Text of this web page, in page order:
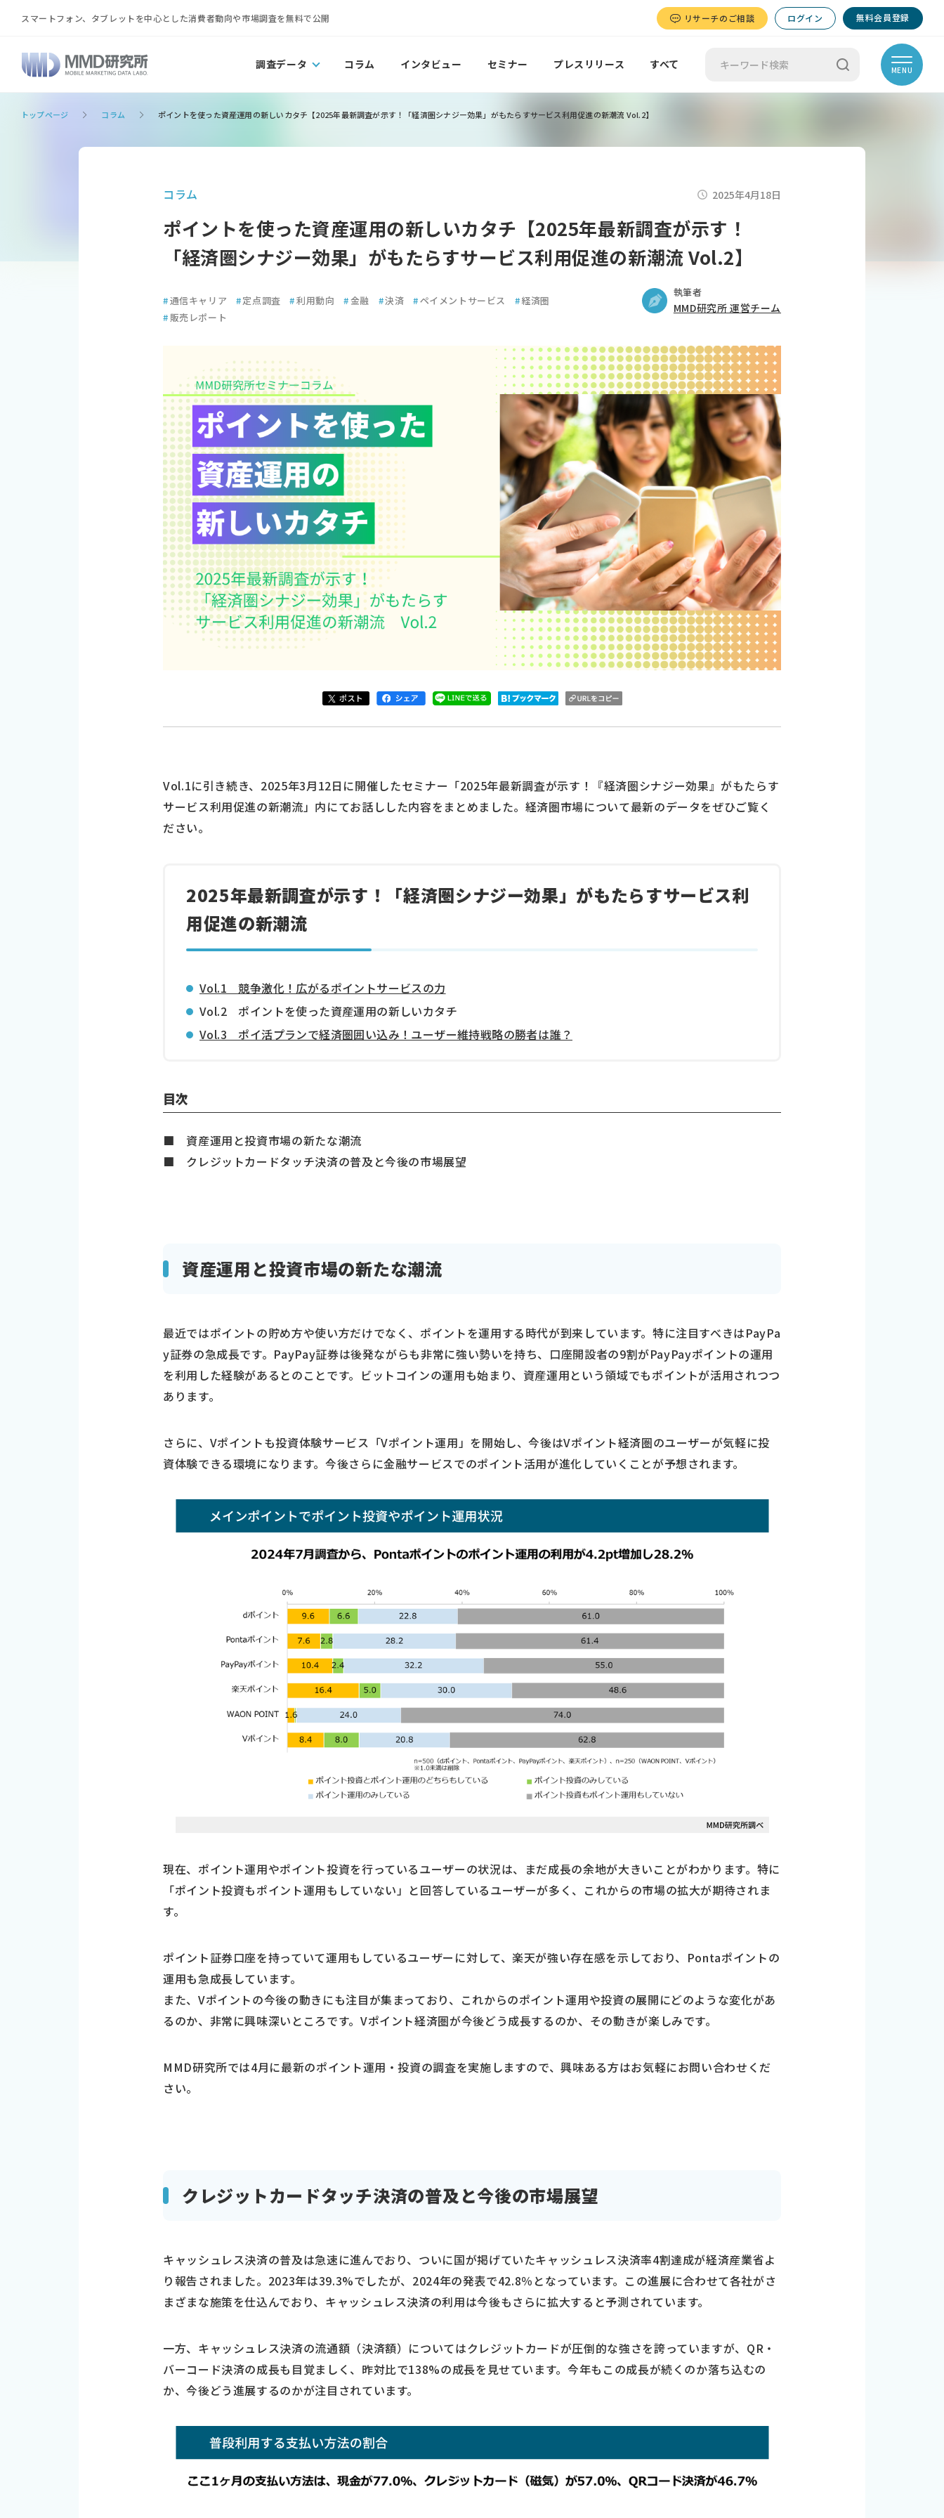
スマートフォン、タブレットを中心とした消費者動向や市場調査を無料で公開 リサーチのご相談 ログイン 無料会員登録
調査データ コラム インタビュー セミナー プレスリリース すべて MENU
トップページ コラム ポイントを使った資産運用の新しいカタチ【2025年最新調査が示す！「経済圏シナジー効果」がもたらすサービス利用促進の新潮流 Vol.2】
コラム 2025年4月18日
ポイントを使った資産運用の新しいカタチ【2025年最新調査が示す！
「経済圏シナジー効果」がもたらすサービス利用促進の新潮流 Vol.2】
#通信キャリア #定点調査 #利用動向 #金融 #決済 #ペイメントサービス #経済圏
# 販売レポート
執筆者
MMD研究所 運営チーム
Vol.1に引き続き、2025年3月12日に開催したセミナー「2025年最新調査が示す！『経済圏シナジー効果』がもたらす
サービス利用促進の新潮流」内にてお話しした内容をまとめました。経済圏市場について最新のデータをぜひご覧く
ださい。
2025年最新調査が示す！「経済圏シナジー効果」がもたらすサービス利
用促進の新潮流
Vol.1 競争激化！広がるポイントサービスの力
Vol.2 ポイントを使った資産運用の新しいカタチ
Vol.3 ポイ活プランで経済圏囲い込み！ユーザー維持戦略の勝者は誰？
目次
■ 資産運用と投資市場の新たな潮流
■ クレジットカードタッチ決済の普及と今後の市場展望
資産運用と投資市場の新たな潮流
最近ではポイントの貯め方や使い方だけでなく、ポイントを運用する時代が到来しています。特に注目すべきはPayPa
y証券の急成長です。PayPay証券は後発ながらも非常に強い勢いを持ち、口座開設者の9割がPayPayポイントの運用
を利用した経験があるとのことです。ビットコインの運用も始まり、資産運用という領域でもポイントが活用されつつ
あります。
さらに、Vポイントも投資体験サービス「Vポイント運用」を開始し、今後はVポイント経済圏のユーザーが気軽に投
資体験できる環境になります。今後さらに金融サービスでのポイント活用が進化していくことが予想されます。
現在、ポイント運用やポイント投資を行っているユーザーの状況は、まだ成長の余地が大きいことがわかります。特に
「ポイント投資もポイント運用もしていない」と回答しているユーザーが多く、これからの市場の拡大が期待されま
す。
ポイント証券口座を持っていて運用もしているユーザーに対して、楽天が強い存在感を示しており、Pontaポイントの
運用も急成長しています。
また、Vポイントの今後の動きにも注目が集まっており、これからのポイント運用や投資の展開にどのような変化があ
るのか、非常に興味深いところです。Vポイント経済圏が今後どう成長するのか、その動きが楽しみです。
MMD研究所では4月に最新のポイント運用・投資の調査を実施しますので、興味ある方はお気軽にお問い合わせくだ
さい。
クレジットカードタッチ決済の普及と今後の市場展望
キャッシュレス決済の普及は急速に進んでおり、ついに国が掲げていたキャッシュレス決済率4割達成が経済産業省よ
り報告されました。2023年は39.3%でしたが、2024年の発表で42.8％となっています。この進展に合わせて各社がさ
まざまな施策を仕込んでおり、キャッシュレス決済の利用は今後もさらに拡大すると予測されています。
一方、キャッシュレス決済の流通額（決済額）についてはクレジットカードが圧倒的な強さを誇っていますが、QR・
バーコード決済の成長も目覚ましく、昨対比で138%の成長を見せています。今年もこの成長が続くのか落ち込むの
か、今後どう進展するのかが注目されています。